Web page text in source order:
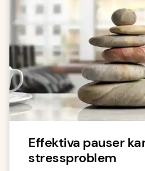
Effektiva pauser
stressproblem